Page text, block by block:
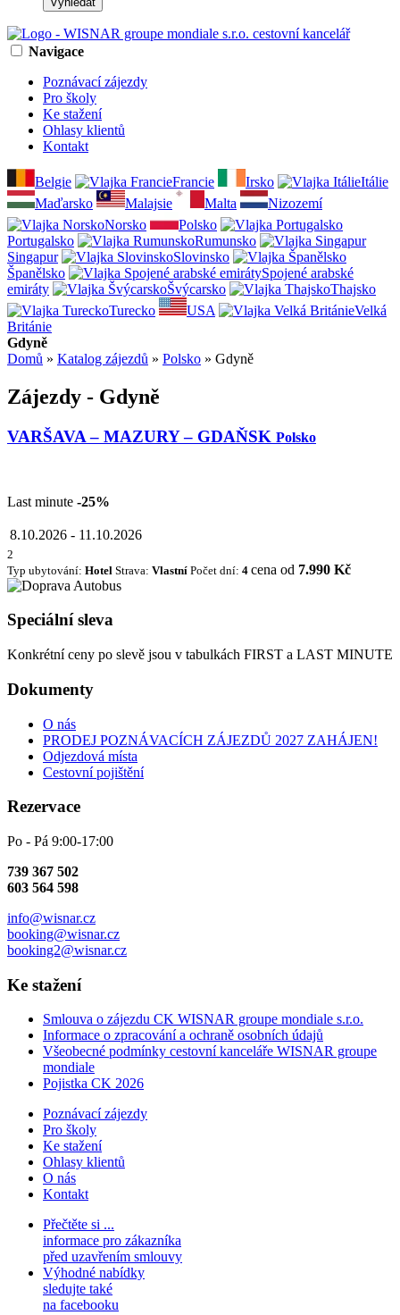
Navigace
Poznávací zájezdy
Pro školy
Ke stažení
Ohlasy klientů
Kontakt
Belgie Francie Irsko
Itálie
Maďarsko
Malajsie Malta
Nizozemí
Norsko
Polsko
Portugalsko
Rumunsko
Singapur
Slovinsko
Španělsko
Spojené arabské
emiráty
Švýcarsko
Thajsko
Turecko
USA
Velká
Británie
Gdyně
Domů » Katalog zájezdů » Polsko » Gdyně
Zájezdy - Gdyně
VARŠAVA – MAZURY – GDAŇSK Polsko
Last minute -25%
8.10.2026 - 11.10.2026
2
Typ ubytování: Hotel Strava: Vlastní Počet dní: 4 cena od 7.990 Kč
Speciální sleva
Konkrétní ceny po slevě jsou v tabulkách FIRST a LAST MINUTE
Dokumenty
O nás
PRODEJ POZNÁVACÍCH ZÁJEZDŮ 2027 ZAHÁJEN!
Odjezdová místa
Cestovní pojištění
Rezervace
Po - Pá 9:00-17:00
739 367 502
603 564 598
info@wisnar.cz
booking@wisnar.cz
booking2@wisnar.cz
Ke stažení
Smlouva o zájezdu CK WISNAR groupe mondiale s.r.o.
Informace o zpracování a ochraně osobních údajů
Všeobecné podmínky cestovní kanceláře WISNAR groupe
mondiale
Pojistka CK 2026
Poznávací zájezdy
Pro školy
Ke stažení
Ohlasy klientů
O nás
Kontakt
Přečtěte si ...
informace pro zákazníka
před uzavřením smlouvy
Výhodné nabídky
sledujte také
na facebooku